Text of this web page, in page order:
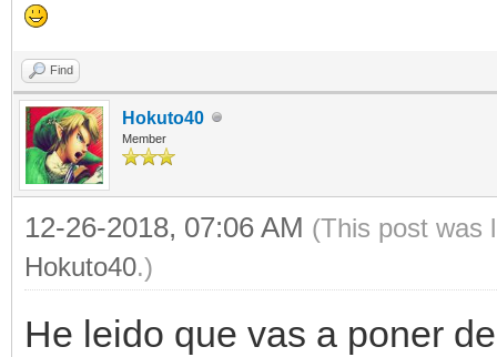
Find
Hokuto40
Member
12-26-2018, 07:06 AM (This post was
Hokuto40.)
He leido que vas a poner